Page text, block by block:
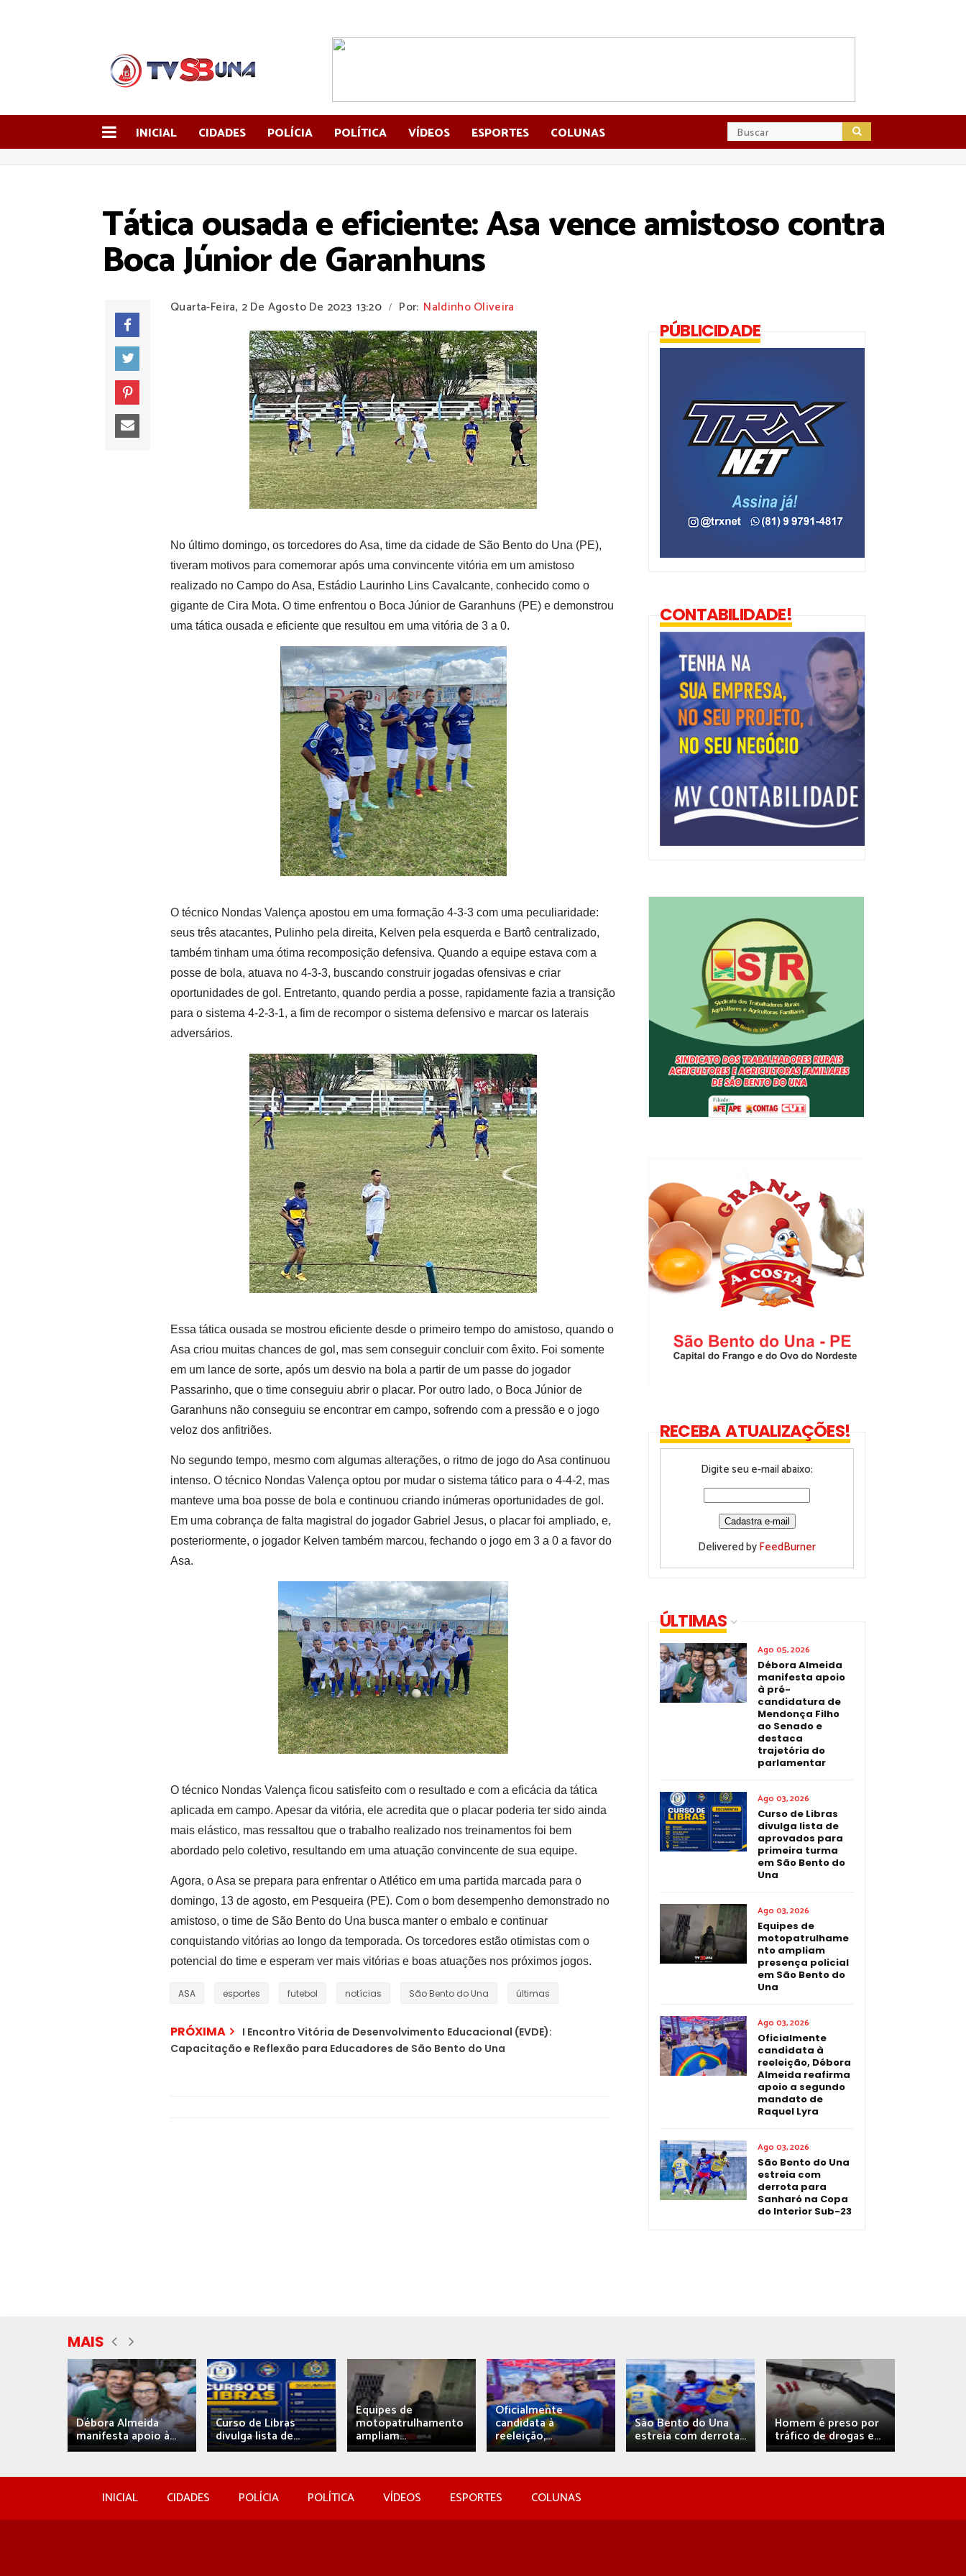
INICIAL CIDADES POLÍCIA POLÍTICA VÍDEOS ESPORTES COLUNAS
Tática ousada e eficiente: Asa vence amistoso contra
Boca Júnior de Garanhuns
Quarta-Feira, 2 De Agosto De 2023 13:20 / Por: Naldinho Oliveira
No último domingo, os torcedores do Asa, time da cidade de São Bento do Una (PE),
tiveram motivos para comemorar após uma convincente vitória em um amistoso
realizado no Campo do Asa, Estádio Laurinho Lins Cavalcante, conhecido como o
gigante de Cira Mota. O time enfrentou o Boca Júnior de Garanhuns (PE) e demonstrou
uma tática ousada e eficiente que resultou em uma vitória de 3 a 0.
O técnico Nondas Valença apostou em uma formação 4-3-3 com uma peculiaridade:
seus três atacantes, Pulinho pela direita, Kelven pela esquerda e Bartô centralizado,
também tinham uma ótima recomposição defensiva. Quando a equipe estava com a
posse de bola, atuava no 4-3-3, buscando construir jogadas ofensivas e criar
oportunidades de gol. Entretanto, quando perdia a posse, rapidamente fazia a transição
para o sistema 4-2-3-1, a fim de recompor o sistema defensivo e marcar os laterais
adversários.
Essa tática ousada se mostrou eficiente desde o primeiro tempo do amistoso, quando o
Asa criou muitas chances de gol, mas sem conseguir concluir com êxito. Foi somente
em um lance de sorte, após um desvio na bola a partir de um passe do jogador
Passarinho, que o time conseguiu abrir o placar. Por outro lado, o Boca Júnior de
Garanhuns não conseguiu se encontrar em campo, sofrendo com a pressão e o jogo
veloz dos anfitriões.
No segundo tempo, mesmo com algumas alterações, o ritmo de jogo do Asa continuou
intenso. O técnico Nondas Valença optou por mudar o sistema tático para o 4-4-2, mas
manteve uma boa posse de bola e continuou criando inúmeras oportunidades de gol.
Em uma cobrança de falta magistral do jogador Gabriel Jesus, o placar foi ampliado, e,
posteriormente, o jogador Kelven também marcou, fechando o jogo em 3 a 0 a favor do
Asa.
O técnico Nondas Valença ficou satisfeito com o resultado e com a eficácia da tática
aplicada em campo. Apesar da vitória, ele acredita que o placar poderia ter sido ainda
mais elástico, mas ressaltou que o trabalho realizado nos treinamentos foi bem
abordado pelo coletivo, resultando em uma atuação convincente de sua equipe.
Agora, o Asa se prepara para enfrentar o Atlético em uma partida marcada para o
domingo, 13 de agosto, em Pesqueira (PE). Com o bom desempenho demonstrado no
amistoso, o time de São Bento do Una busca manter o embalo e continuar
conquistando vitórias ao longo da temporada. Os torcedores estão otimistas com o
potencial do time e esperam ver mais vitórias e boas atuações nos próximos jogos.
ASA esportes futebol notícias São Bento do Una últimas
PRÓXIMA
I Encontro Vitória de Desenvolvimento Educacional (EVDE):
Capacitação e Reflexão para Educadores de São Bento do Una
PÚBLICIDADE
CONTABILIDADE!
RECEBA ATUALIZAÇÕES!
Digite seu e-mail abaixo:
Delivered byFeedBurner
ÚLTIMAS
Ago 05, 2026
Débora Almeida
manifesta apoio
à pré-
candidatura de
Mendonça Filho
ao Senado e
destaca
trajetória do
parlamentar
Ago 03, 2026
Curso de Libras
divulga lista de
aprovados para
primeira turma
em São Bento do
Una
Ago 03, 2026
Equipes de
motopatrulhame
nto ampliam
presença policial
em São Bento do
Una
Ago 03, 2026
Oficialmente
candidata à
reeleição, Débora
Almeida reafirma
apoio a segundo
mandato de
Raquel Lyra
Ago 03, 2026
São Bento do Una
estreia com
derrota para
Sanharó na Copa
do Interior Sub-23
MAIS
Débora Almeida
manifesta apoio à...
Curso de Libras
divulga lista de...
Equipes de
motopatrulhamento
ampliam...
Oficialmente
candidata à
reeleição,...
São Bento do Una
estreia com derrota...
Homem é preso por
tráfico de drogas e...
INICIAL CIDADES POLÍCIA POLÍTICA VÍDEOS ESPORTES COLUNAS